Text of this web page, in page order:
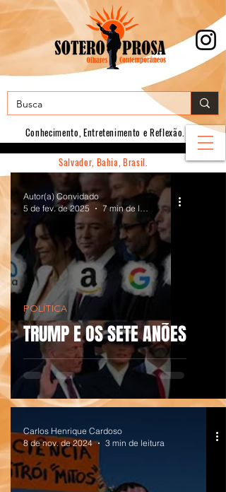
Conhecimento, Entretenimento e Reflexão.
Salvador, Bahia, Brasil.
TRUMP E OS SETE ANÕES
POLÍTICA
Autor(a) Convidado
5 de fev. de 2025
7 min de leitura
Carlos Henrique Cardoso
8 de nov. de 2024
3 min de leitura